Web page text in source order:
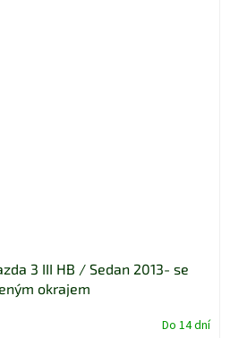
3 III HB / Sedan 2013- se
okrajem
Do 14 dní